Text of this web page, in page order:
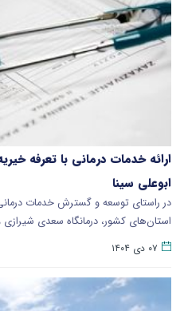
ارائه خدمات درمانی با تعرفه‌
ابوعلی سینا
در راستای توسعه و گسترش خدمات
استان‌های کشور، درمانگاه سعدی شیرازی
۰۷ دی ۱۴۰۴